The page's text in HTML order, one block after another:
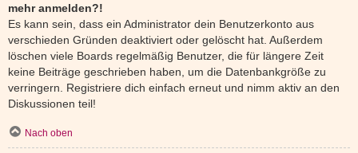
mehr anmelden?!
Es kann sein, dass ein Administrator dein Benutzerkonto aus
verschieden Gründen deaktiviert oder gelöscht hat. Außerdem
löschen viele Boards regelmäßig Benutzer, die für längere Zeit
keine Beiträge geschrieben haben, um die Datenbankgröße zu
verringern. Registriere dich einfach erneut und nimm aktiv an den
Diskussionen teil!
Nach oben